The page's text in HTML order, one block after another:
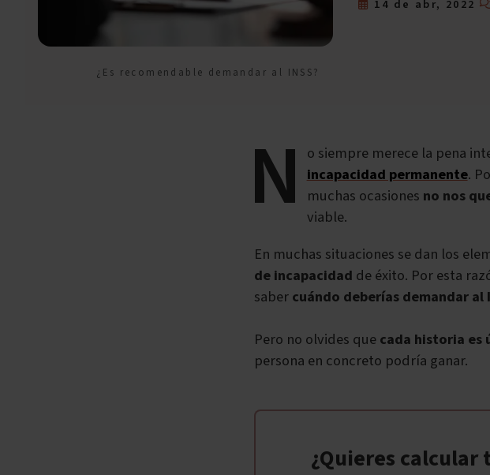
14 de abr, 2022
¿Es recomendable demandar al INSS?
N
o siempre merece la pena
incapacidad permanente.
muchas ocasiones no nos
viable.
En muchas situaciones se dan los
de incapacidad de éxito. Por esta
sabercuándo deberías demandar al
Pero no olvides quecada historia es
persona en concreto podría ganar.
¿Quieres calcular